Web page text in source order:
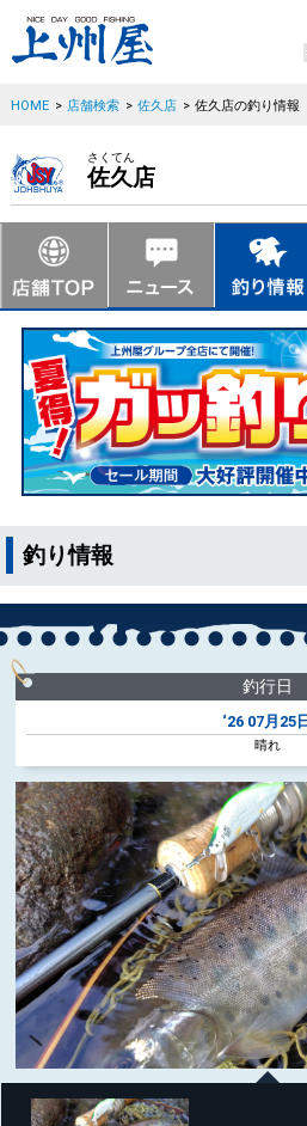
HOME > 店舗検索 > 佐久店 > 佐久店の釣り情報
さくてん
佐久店
釣り情報
釣行日
‘26 07月25日
晴れ